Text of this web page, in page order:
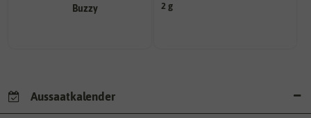
2 g
Aussaatkalender